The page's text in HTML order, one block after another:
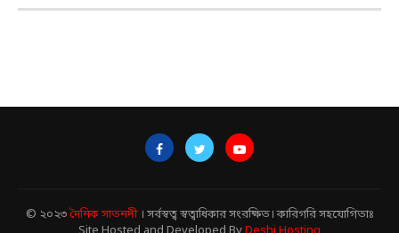
© ২০২৩দৈনিক সাতনদী। সর্বস্বত্ব স্বত্বাধিকার সংরক্ষিত। কারিগরি সহযোগিতাঃ